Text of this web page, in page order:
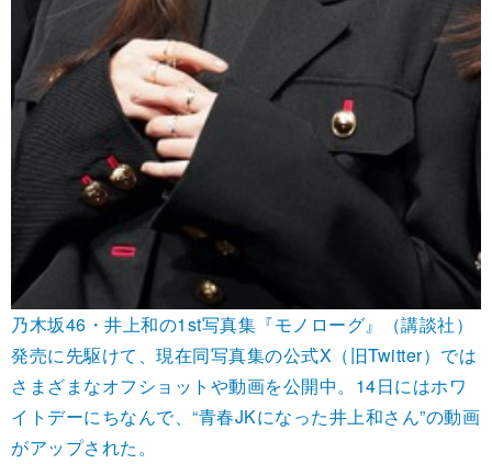
乃木坂46・井上和の1st写真集『モノローグ』（講談社）
発売に先駆けて、現在同写真集の公式X（旧Twitter）では
さまざまなオフショットや動画を公開中。14日にはホワ
イトデーにちなんで、“青春JKになった井上和さん”の動画
がアップされた。